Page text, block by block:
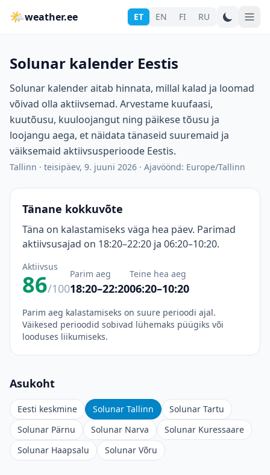
🌤weather.ee ET EN FI RU
Solunar kalender Eestis
Solunar kalender aitab hinnata, millal kalad ja loomad
võivad olla aktiivsemad. Arvestame kuufaasi,
kuutõusu, kuuloojangut ning päikese tõusu ja
loojangu aega, et näidata tänaseid suuremaid ja
väiksemaid aktiivsusperioode Eestis.
Tallinn · teisipäev, 9. juuni 2026 · Ajavöönd: Europe/Tallinn
Tänane kokkuvõte
Täna on kalastamiseks väga hea päev. Parimad
aktiivsusajad on 18:20–22:20 ja 06:20–10:20.
Aktiivsus
86/100
Parim aeg
18:20–22:20
Teine hea aeg
06:20–10:20
Parim aeg kalastamiseks on suure perioodi ajal.
Väikesed perioodid sobivad lühemaks püügiks või
looduses liikumiseks.
Asukoht
Eesti keskmine Solunar Tallinn
Solunar Tartu
Solunar Pärnu
Solunar Narva
Solunar Kuressaare
Solunar Haapsalu
Solunar Võru